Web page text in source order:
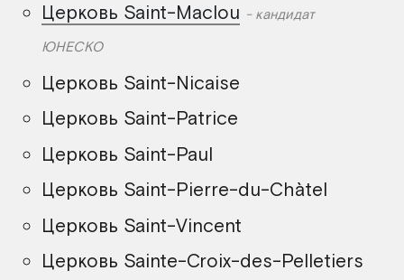
Церковь Saint-Maclou
кандидат
ЮНЕСКО
Церковь Saint-Nicaise
Церковь Saint-Patrice
Церковь Saint-Paul
Церковь Saint-Pierre-du-Chàtel
Церковь Saint-Vincent
Церковь Sainte-Croix-des-Pelletiers